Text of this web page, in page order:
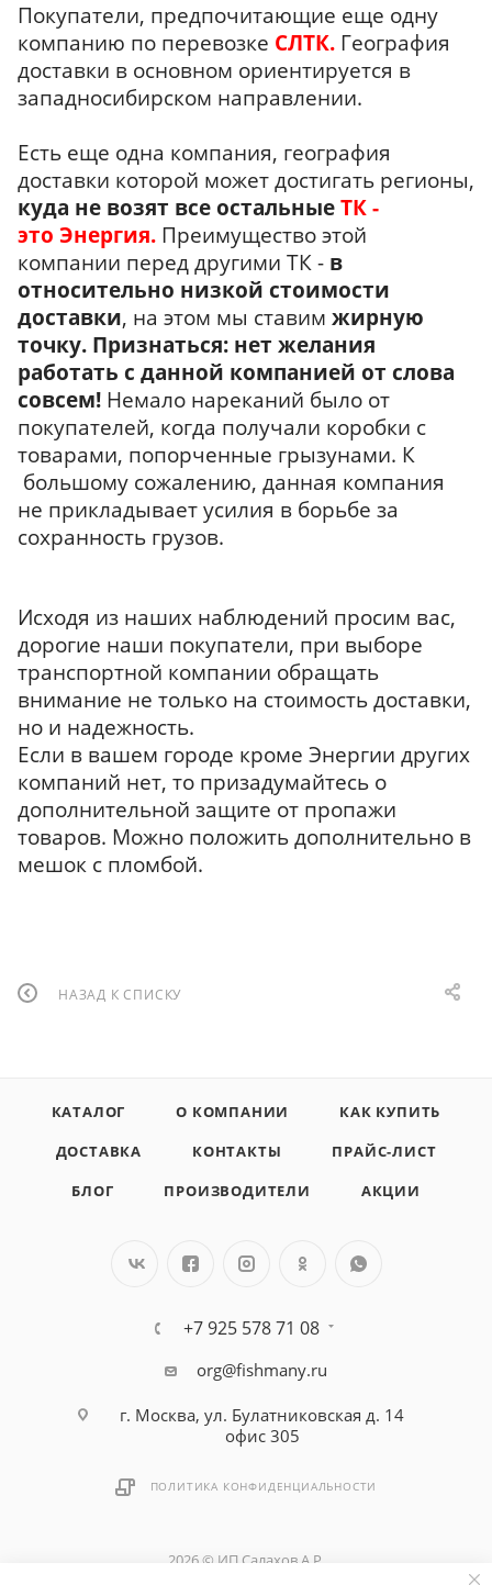
Покупатели, предпочитающие еще одну
компанию по перевозке СЛТК. География
доставки в основном ориентируется в
западносибирском направлении.
Есть еще одна компания, география
доставки которой может достигать регионы,
куда не возят все остальные ТК -
это Энергия. Преимущество этой
компании перед другими ТК - в
относительно низкой стоимости
доставки, на этом мы ставим жирную
точку. Признаться: нет желания
работать с данной компанией от слова
совсем! Немало нареканий было от
покупателей, когда получали коробки с
товарами, попорченные грызунами. К
большому сожалению, данная компания
не прикладывает усилия в борьбе за
сохранность грузов.
Исходя из наших наблюдений просим вас,
дорогие наши покупатели, при выборе
транспортной компании обращать
внимание не только на стоимость доставки,
но и надежность.
Если в вашем городе кроме Энергии других
компаний нет, то призадумайтесь о
дополнительной защите от пропажи
товаров. Можно положить дополнительно в
мешок с пломбой.
НАЗАД К СПИСКУ
КАТАЛОГ О КОМПАНИИ
КАК КУПИТЬ
ДОСТАВКА
КОНТАКТЫ
ПРАЙС-ЛИСТ
БЛОГ
ПРОИЗВОДИТЕЛИ АКЦИИ
+7 925 578 71 08
org@fishmany.ru
г. Москва, ул. Булатниковская д. 14
офис 305
ПОЛИТИКА КОНФИДЕНЦИАЛЬНОСТИ
2026 © ИП Салахов А.Р.